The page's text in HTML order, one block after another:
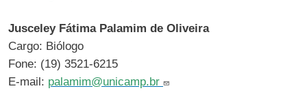
Jusceley Fátima Palamim de Oliveira
Cargo: Biólogo
Fone: (19) 3521-6215
E-mail: palamim@unicamp.br